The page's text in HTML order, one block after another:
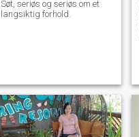
Søt, seriøs og seriøs om et
langsiktig forhold.